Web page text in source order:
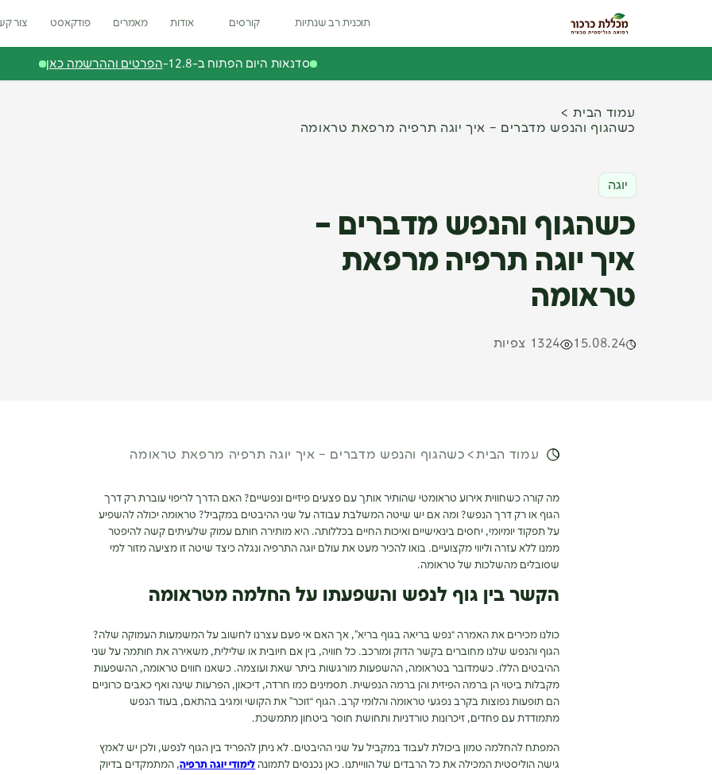
תוכנית רב שנתיות קורסים אודות מאמרים פודקאסט צור
סדנאות היום הפתוח ב-12.8- הפרטים וההרשמה כאן
עמוד הבית
כשהגוף והנפש מדברים – איך יוגה תרפיה מרפאת טראומה
יוגה
כשהגוף והנפש מדברים –
איך יוגה תרפיה מרפאת
טראומה
15.08.24 1324 צפיות
עמוד הבית כשהגוף והנפש מדברים – איך יוגה תרפיה מרפאת טראומה
מה קורה כשחווית אירוע טראומטי שהותיר אותך עם פצעים פיזיים ונפשיים? האם הדרך לריפוי עוברת רק דרך
הגוף או רק דרך הנפש? ומה אם יש שיטה המשלבת עבודה על שני ההיבטים במקביל? טראומה יכולה להשפיע
על תפקוד יומיומי, יחסים בינאישיים ואיכות החיים בכללותה. היא מותירה חותם עמוק שלעיתים קשה להיפטר
ממנו ללא עזרה וליווי מקצועיים. בואו להכיר מעט את עולם יוגה התרפיה ונגלה כיצד שיטה זו מציעה מזור למי
שסובלים מהשלכות של טראומה.
הקשר בין גוף לנפש והשפעתו על החלמה מטראומה
כולנו מכירים את האמרה “נפש בריאה בגוף בריא”, אך האם אי פעם עצרנו לחשוב על המשמעות העמוקה שלה?
הגוף והנפש שלנו מחוברים בקשר הדוק ומורכב. כל חוויה, בין אם חיובית או שלילית, משאירה את חותמה על שני
ההיבטים הללו. כשמדובר בטראומה, ההשפעות מורגשות ביתר שאת ועוצמה. כשאנו חווים טראומה, ההשפעות
מקבלות ביטוי הן ברמה הפיזית והן ברמה הנפשית. תסמינים כמו חרדה, דיכאון, הפרעות שינה ואף כאבים כרוניים
הם תופעות נפוצות בקרב נפגעי טראומה והלומי קרב. הגוף “זוכר” את הקושי ומגיב בהתאם, בעוד הנפש
מתמודדת עם פחדים, זיכרונות טורדניות ותחושת חוסר ביטחון מתמשכת.
המפתח להחלמה טמון ביכולת לעבוד במקביל על שני ההיבטים. לא ניתן להפריד בין הגוף לנפש, ולכן יש לאמץ
גישה הוליסטית המכילה את כל הרבדים של הווייתנו. כאן נכנסים לתמונה לימודי יוגה תרפיה, המתמקדים בדיוק